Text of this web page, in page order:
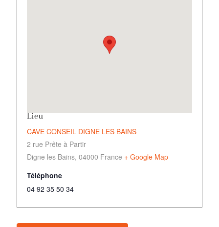
Lieu
CAVE CONSEIL DIGNE LES BAINS
2 rue Prête à Partir
Digne les Bains, 04000 France + Google Map
Téléphone
04 92 35 50 34